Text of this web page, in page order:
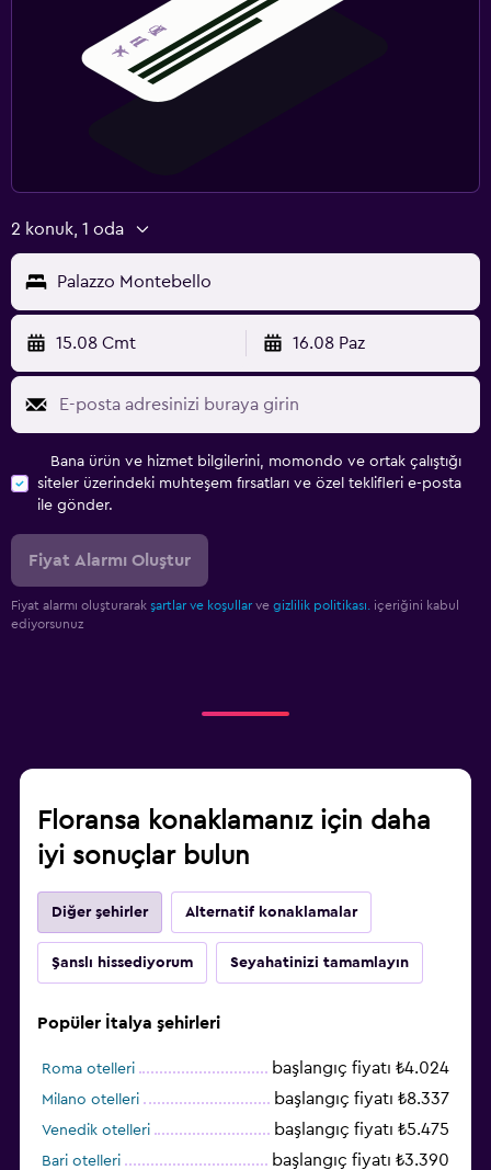
2 konuk, 1 oda
Palazzo Montebello
15.08 Cmt 16.08 Paz
Bana ürün ve hizmet bilgilerini, momondo ve ortak çalıştığı
siteler üzerindeki muhteşem fırsatları ve özel teklifleri e-posta
ile gönder.
Fiyat Alarmı Oluştur
Fiyat alarmı oluşturarak şartlar ve koşullar ve gizlilik politikası.
içeriğini kabul
ediyorsunuz
Floransa konaklamanız için daha
iyi sonuçlar bulun
Diğer şehirler Alternatif konaklamalar
Şanslı hissediyorum Seyahatinizi tamamlayın
Popüler İtalya şehirleri
Roma otelleri başlangıç fiyatı ₺4.024
Milano otelleri başlangıç fiyatı ₺8.337
Venedik otelleri başlangıç fiyatı ₺5.475
Bari otelleri başlangıç fiyatı ₺3.390